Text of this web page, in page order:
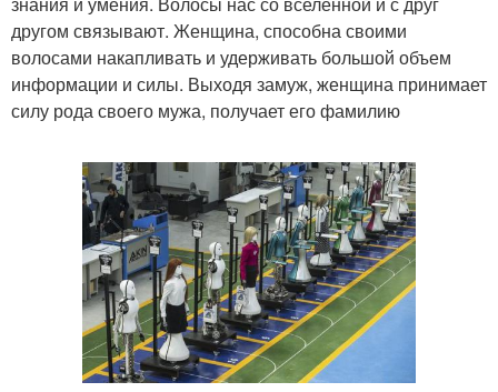
другом связывают. Женщина, способна своими
волосами накапливать и удерживать большой объем
информации и силы. Выходя замуж, женщина принимает
силу рода своего мужа, получает его фамилию